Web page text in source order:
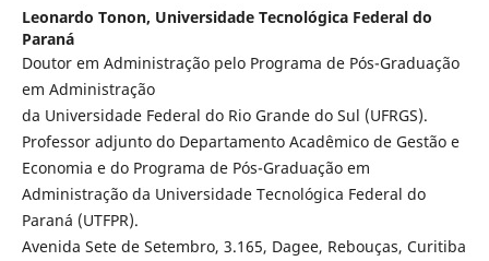
Leonardo Tonon, Universidade Tecnológica Federal do
Paraná
Doutor em Administração pelo Programa de Pós-Graduação
em Administração
da Universidade Federal do Rio Grande do Sul (UFRGS).
Professor adjunto do Departamento Acadêmico de Gestão e
Economia e do Programa de Pós-Graduação em
Administração da Universidade Tecnológica Federal do
Paraná (UTFPR).
Avenida Sete de Setembro, 3.165, Dagee, Rebouças, Curitiba